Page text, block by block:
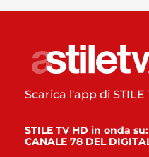
Scarica l'app di STILE
STILE TV HD in onda su:
CANALE 78 DEL